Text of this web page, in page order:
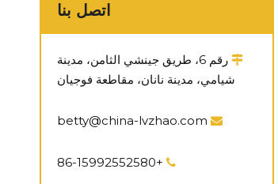
اتصل بنا

رقم 6، طريق جينشي الثامن، مدينة
شيامي، مدينة نانان، مقاطعة فوجيان


+86-15992552580